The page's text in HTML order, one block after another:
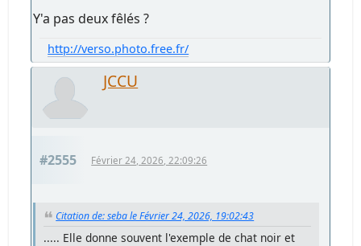
Y'a pas deux fêlés ?
http://verso.photo.free.fr/
JCCU
#2555 Février 24, 2026, 22:09:26
Citation de: seba le Février 24, 2026, 19:02:43
..... Elle donne souvent l'exemple de chat noir et